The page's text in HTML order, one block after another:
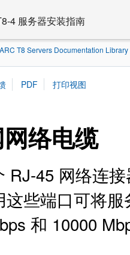
4 服务器安装指南
T8 Servers Documentation Library
络电缆
RJ-45 网络连
些端口可将
和 10000